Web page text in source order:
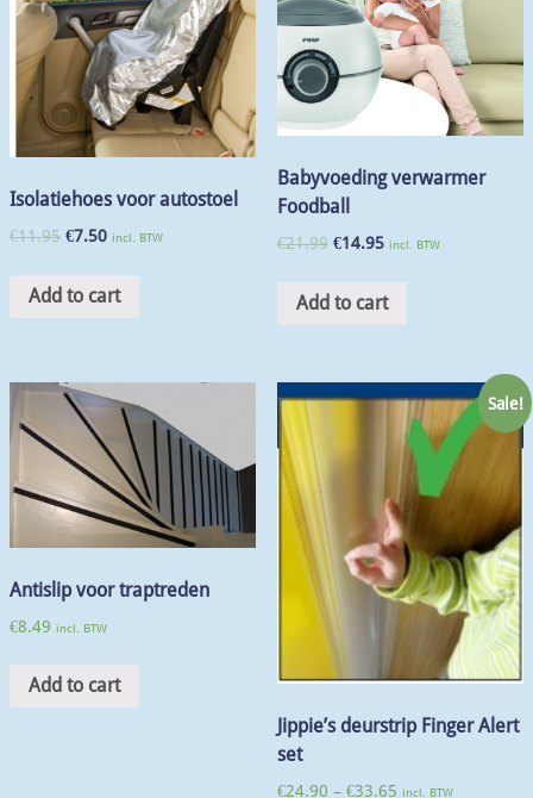
Isolatiehoes voor autostoel
€11.95 €7.50 incl. BTW
Add to cart
Babyvoeding verwarmer
Foodball
€21.99 €14.95 incl. BTW
Add to cart
Antislip voor traptreden
€8.49 incl. BTW
Add to cart
Sale!
Jippie’s deurstrip Finger Alert
set
€24.90 – €33.65 incl. BTW